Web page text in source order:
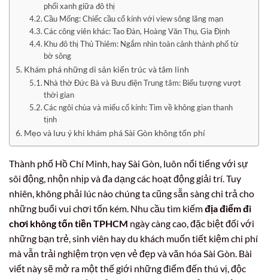
phổi xanh giữa đô thị
Cầu Mống: Chiếc cầu cổ kính với view sông lãng mạn
Các công viên khác: Tao Đàn, Hoàng Văn Thụ, Gia Định
Khu đô thị Thủ Thiêm: Ngắm nhìn toàn cảnh thành phố từ
bờ sông
Khám phá những di sản kiến trúc và tâm linh
Nhà thờ Đức Bà và Bưu điện Trung tâm: Biểu tượng vượt
thời gian
Các ngôi chùa và miếu cổ kính: Tìm về không gian thanh
tịnh
Mẹo và lưu ý khi khám phá Sài Gòn không tốn phí
Thành phố Hồ Chí Minh, hay Sài Gòn, luôn nổi tiếng với sự
sôi động, nhộn nhịp và đa dạng các hoạt động giải trí. Tuy
nhiên, không phải lúc nào chúng ta cũng sẵn sàng chi trả cho
những buổi vui chơi tốn kém. Nhu cầu tìm kiếmđịa điểm đi
chơi không tốn tiền TPHCM ngày càng cao, đặc biệt đối với
những bạn trẻ, sinh viên hay du khách muốn tiết kiệm chi phí
mà vẫn trải nghiệm trọn vẹn vẻ đẹp và văn hóa Sài Gòn. Bài
viết này sẽ mở ra một thế giới những điểm đến thú vị, độc